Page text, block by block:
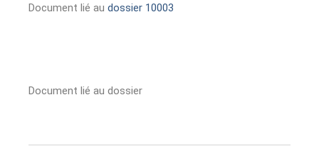
Document lié au dossier 10003
Document lié au dossier